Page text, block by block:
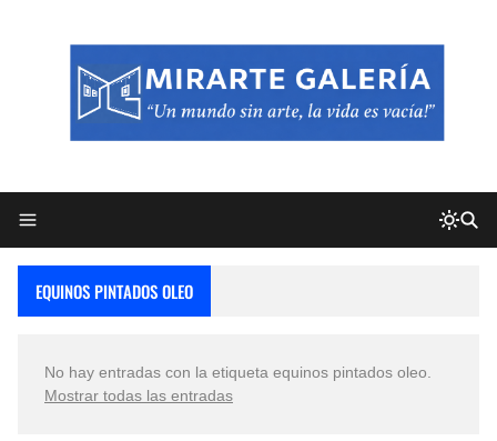
EQUINOS PINTADOS OLEO
No hay entradas con la etiqueta equinos pintados oleo
Mostrar todas las entradas